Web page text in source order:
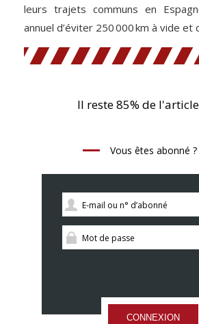
leurs trajets communs en
annuel d’éviter 250 000 km à vide et
Il reste 85% de
Vous êtes abonné ?
CONNEXION